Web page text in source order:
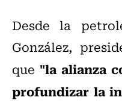
Desde la
González,
que "la alianza
profundizar la